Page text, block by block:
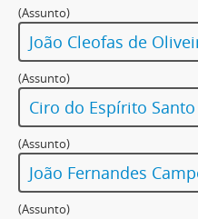
(Assunto)
João Cleofas de
(Assunto)
Ciro do Espírito
(Assunto)
João Fernandes
(Assunto)